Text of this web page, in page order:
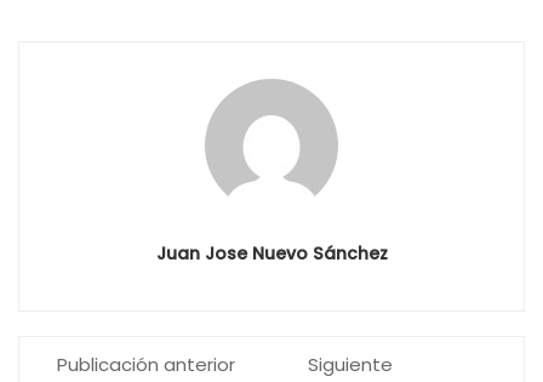
Juan Jose Nuevo Sánchez
Publicación anterior
Siguiente